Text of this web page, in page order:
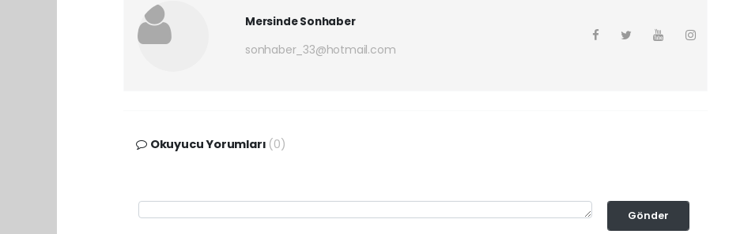
Mersinde Sonhaber
sonhaber_33@hotmail.com
Okuyucu Yorumları (0)
Gönder